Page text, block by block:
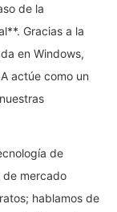
de la
Gracias a la
en Windows,
actúe como un
de
de mercado
hablamos de